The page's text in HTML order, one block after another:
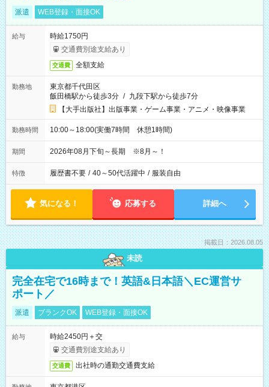
派遣 WEB登録・面接OK
給与
時給1750円
交通費別途支給あり
交通費 全額支給
勤務地
東京都千代田区
飯田橋駅から徒歩3分 / 九段下駅から徒歩7分
【大手出版社】出版事業・ゲーム事業・アニメ・映像事業
勤務時間 10:00～18:00(実働7時間 休憩1時間)
期間 2026年08月下旬～長期 ※8月～！
特徴 履歴書不要 / 40～50代活躍中 / 服装自由
気になる！ 応募する 詳細へ
掲載日：2026.08.05
未読
完全在宅で16時まで！英語&日本語＼EC運営サ
ポート／
派遣 ブランクOK WEB登録・面接OK
給与
時給2450円＋交
交通費別途支給あり
交通費 出社時の通勤交通費支給